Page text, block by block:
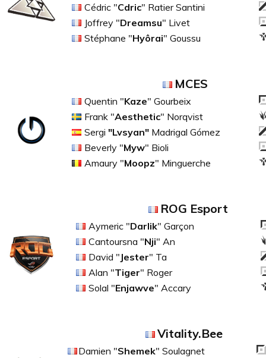
Cédric "Cdric" Ratier Santini
Joffrey "Dreamsu" Livet
Stéphane "Hyôrai" Goussu
MCES
Quentin "Kaze" Gourbeix
Frank "Aesthetic" Norqvist
Sergi "Lvsyan" Madrigal Gómez
Beverly "Myw" Bioli
Amaury "Moopz" Minguerche
ROG Esport
Aymeric "Darlik" Garçon
Cantoursna "Nji" An
David " Jester" Ta
Alan "Tiger" Roger
Solal "Enjawve" Accary
Vitality.Bee
Damien "Shemek" Soulagnet